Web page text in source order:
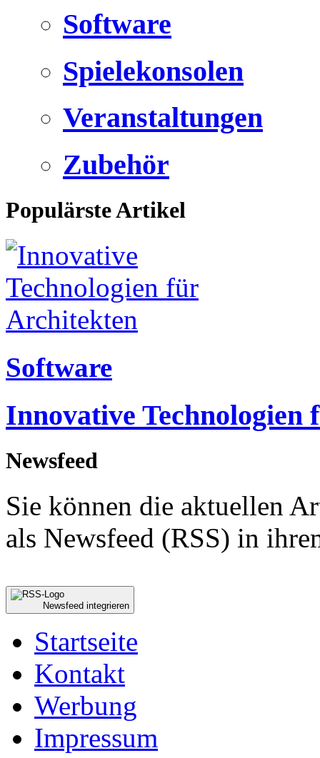
Software
Spielekonsolen
Veranstaltungen
Zubehör
Populärste Artikel
Software
Innovative
Newsfeed
Sie können die aktuellen
als Newsfeed (RSS) in
Newsfeed integrieren
Startseite
Kontakt
Werbung
Impressum